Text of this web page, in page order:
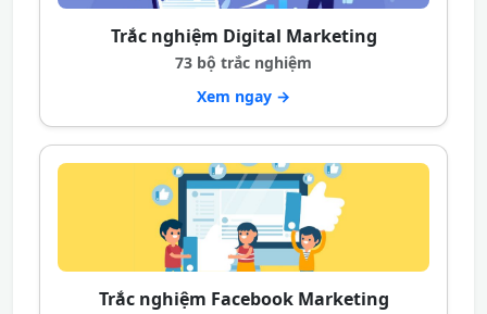
Trắc nghiệm Digital Marketing
73 bộ trắc nghiệm
Xem ngay →
Trắc nghiệm Facebook Marketing